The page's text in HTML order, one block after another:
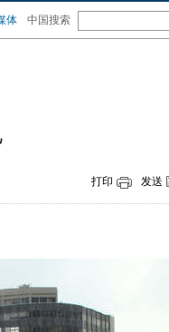
体 中国搜索
打印 发送